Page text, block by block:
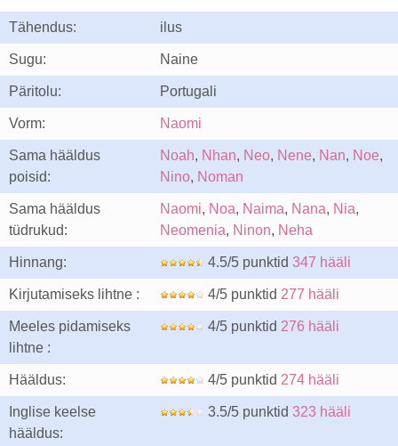
Tähendus: ilus
Sugu: Naine
Päritolu: Portugali
Vorm: Naomi
Sama hääldus
poisid:
Noah, Nhan, Neo, Nene, Nan, Noe,
Nino, Noman
Sama hääldus
tüdrukud:
Naomi, Noa, Naima, Nana, Nia,
Neomenia, Ninon, Neha
Hinnang: 4.5/5 punktid 347 hääli
Kirjutamiseks lihtne : 4/5 punktid 277 hääli
Meeles pidamiseks
lihtne :
4/5 punktid 276 hääli
Hääldus: 4/5 punktid 274 hääli
Inglise keelse
hääldus:
3.5/5 punktid 323 hääli